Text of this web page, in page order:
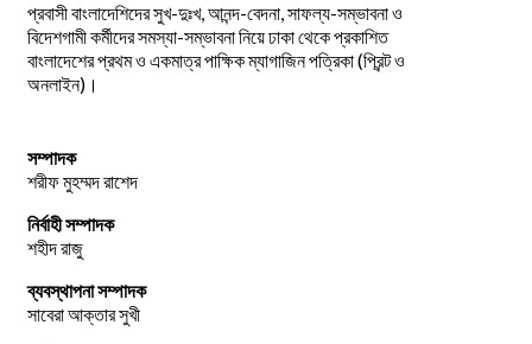
প্রবাসী বাংলাদেশিদের সুখ-দুঃখ, আনন্দ-বেদনা, সাফল্য-সম্ভাবনা ও
বিদেশগামী কর্মীদের সমস্যা-সম্ভাবনা নিয়ে ঢাকা থেকে প্রকাশিত
বাংলাদেশের প্রথম ও একমাত্র পাক্ষিক ম্যাগাজিন পত্রিকা (প্রিন্ট ও
অনলাইন)।
সম্পাদক
শরীফ মুহম্মদ রাশেদ
নির্বাহী সম্পাদক
শহীদ রাজু
ব্যবস্থাপনা সম্পাদক
সাবেরা আক্তার সুখী